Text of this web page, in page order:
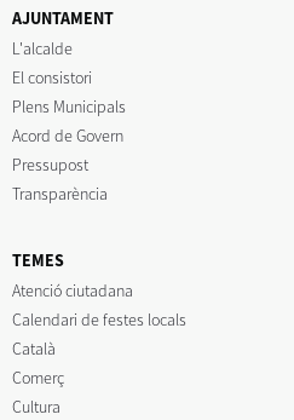
AJUNTAMENT
L'alcalde
El consistori
Plens Municipals
Acord de Govern
Pressupost
Transparència
TEMES
Atenció ciutadana
Calendari de festes locals
Català
Comerç
Cultura